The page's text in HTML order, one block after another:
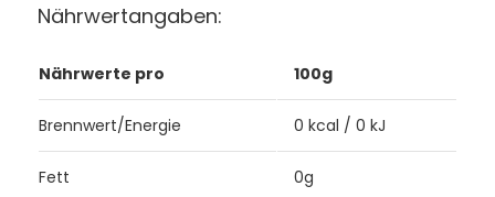
Nährwertangaben:
Nährwerte pro 100g
Brennwert/Energie 0 kcal / 0 kJ
Fett 0g